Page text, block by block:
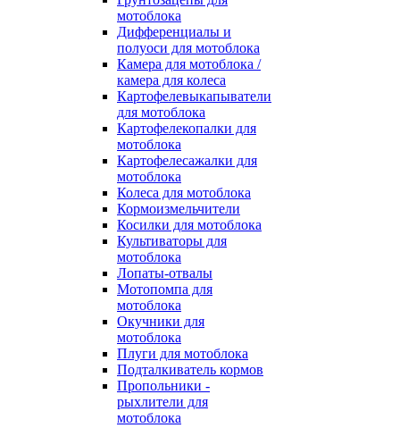
мотоблока
Дифференциалы и
полуоси для мотоблока
Камера для мотоблока /
камера для колеса
Картофелевыкапыватели
для мотоблока
Картофелекопалки для
мотоблока
Картофелесажалки для
мотоблока
Колеса для мотоблока
Кормоизмельчители
Косилки для мотоблока
Культиваторы для
мотоблока
Лопаты-отвалы
Мотопомпа для
мотоблока
Окучники для
мотоблока
Плуги для мотоблока
Подталкиватель кормов
Пропольники -
рыхлители для
мотоблока